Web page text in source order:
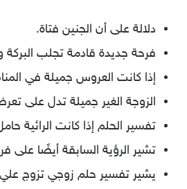
دلالة على أن الجنين فتاة.
فرحة جديدة قادمة تجلب البركة
إذا كانت العروس جميلة في
الزوجة الغير جميلة تدل على
تفسير الحلم إذا كانت الرائية
تشير الرؤية السابقة أيضًا على
يشير تفسير حلم زوجي تزوج علي